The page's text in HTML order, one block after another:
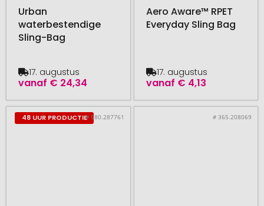
Urban
waterbestendige
Sling-Bag
vanaf € 24,34
17. augustus
Aero Aware™ RPET
Everyday Sling Bag
vanaf € 4,13
17. augustus
48 UUR PRODUCTIE# 580.287761 # 365.208069